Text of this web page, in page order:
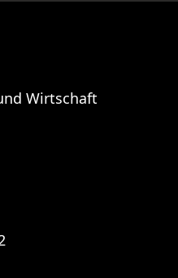
Wirtschaft